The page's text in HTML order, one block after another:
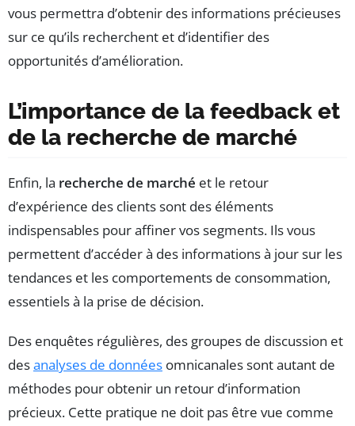
vous permettra d’obtenir des informations précieuses
sur ce qu’ils recherchent et d’identifier des
opportunités d’amélioration.
L’importance de la feedback et
de la recherche de marché
Enfin, la recherche de marché et le retour
d’expérience des clients sont des éléments
indispensables pour affiner vos segments. Ils vous
permettent d’accéder à des informations à jour sur les
tendances et les comportements de consommation,
essentiels à la prise de décision.
Des enquêtes régulières, des groupes de discussion et
desanalyses de données omnicanales sont autant de
méthodes pour obtenir un retour d’information
précieux. Cette pratique ne doit pas être vue comme